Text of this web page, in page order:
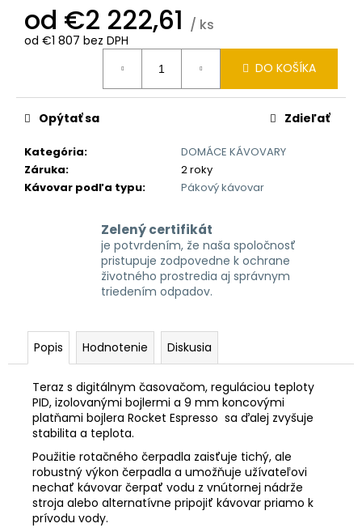
od €2 222,61 / ks
od €1 807 bez DPH
DO KOŠÍKA
Kategória:
DOMÁCE KÁVOVARY
Záruka:
2 roky
Kávovar podľa typu: Pákový kávovar
Opýtať sa Zdieľať
Zelený certifikát
je potvrdením, že naša spoločnosť
pristupuje zodpovedne k ochrane
životného prostredia aj správnym
triedením odpadov.
Popis Hodnotenie Diskusia
Teraz s digitálnym časovačom, reguláciou teploty
PID, izolovanými bojlermi a 9 mm koncovými
platňami bojlera Rocket Espresso sa ďalej zvyšuje
stabilita a teplota.
Použitie rotačného čerpadla zaisťuje tichý, ale
robustný výkon čerpadla a umožňuje užívateľovi
nechať kávovar čerpať vodu z vnútornej nádrže
stroja alebo alternatívne pripojiť kávovar priamo k
prívodu vody.